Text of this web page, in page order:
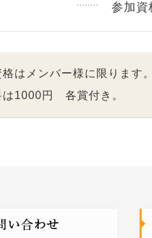
参加資
はメンバー様に限ります。
1000円 各賞付き。